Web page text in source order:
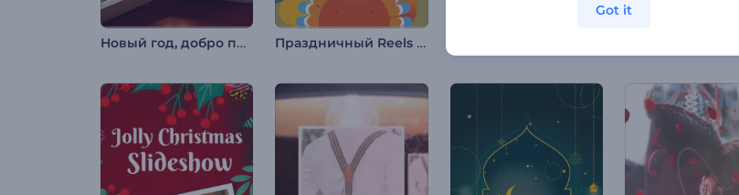
Новый год, добро пожаловать Праздничный Reels на День благодарения
Got it